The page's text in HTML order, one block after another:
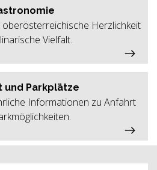
oberösterreichische Herzlichkeit
Vielfalt.
und Parkplätze
Informationen zu Anfahrt